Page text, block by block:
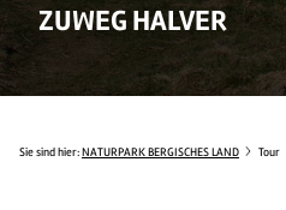
ZUWEG HALVER
Sie sind hier:NATURPARK BERGISCHES LAND Tour